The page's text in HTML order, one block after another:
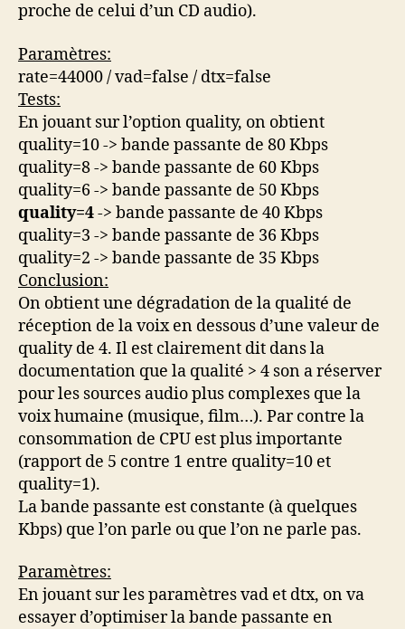
proche de celui d’un CD audio).
Paramètres:
rate=44000 / vad=false / dtx=false
Tests:
En jouant sur l’option quality, on obtient
quality=10 -> bande passante de 80 Kbps
quality=8 -> bande passante de 60 Kbps
quality=6 -> bande passante de 50 Kbps
quality=4-> bande passante de 40 Kbps
quality=3 -> bande passante de 36 Kbps
quality=2 -> bande passante de 35 Kbps
Conclusion:
On obtient une dégradation de la qualité de
réception de la voix en dessous d’une valeur de
quality de 4. Il est clairement dit dans la
documentation que la qualité > 4 son a réserver
pour les sources audio plus complexes que la
voix humaine (musique, film…). Par contre la
consommation de CPU est plus importante
(rapport de 5 contre 1 entre quality=10 et
quality=1).
La bande passante est constante (à quelques
Kbps) que l’on parle ou que l’on ne parle pas.
Paramètres:
En jouant sur les paramètres vad et dtx, on va
essayer d’optimiser la bande passante en